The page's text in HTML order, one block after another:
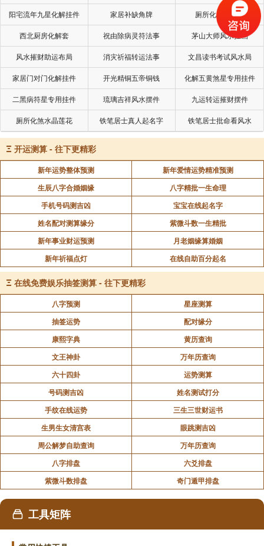
因为风水理论有“左青龙，右白虎”之说，左边青龙的位
置为吉位(站在屋内脸朝门来断方向)，适合放一些干净美丽的
东西。所以应该将鞋柜置于大门的右边，即白虎位。鞋带“脏
气”，就会抵挡凶位的煞气，给我们带来好运。
鞋柜摆放风水禁忌五、鞋柜忌颜色过艳
鞋柜宜藏不宜露，巧妙的带门鞋柜，显得典雅自然，颜
色不宜太过绕眼，不宜让人一眼就看见看出他是鞋柜。比如可
以在鞋柜上放花草之类，艺术品，这样不仅美观还能够起到很
好的催运作用。
鞋柜摆放风水禁忌六、鞋柜摆放忌不着地
在摆放鞋柜的时候应该注意，鞋柜应该要着地，因为鞋
是人的根基，鞋子本来就是脚踏实地的。如果鞋柜悬于空中就
会有一种不踏实的感觉，容易导致主人走路的时候扭伤、跌倒
鞋柜摆放风水禁忌七、忌正对大门
鞋柜的位置不宜摆放在正对入门处，应该尽可能的把鞋
柜布置在入门的某一侧，左边更为吉利。
因为风水理论有“左青龙，右白虎”之说，左边青龙的位
置为吉位(站在屋内脸朝门来断方向)，适合放一些干净美丽的
东西。所以应该将鞋柜置于大门的右边，即白虎位。
鞋带“脏气”，就会抵挡凶位的煞气，给我们带来好运。
玄关注意哪些风水禁忌问题
声明：部分内容来于网络，如有侵权，请联系我们删除！以上内容，并
阳宅流年九星化解挂件 家居补缺角牌 厕所化秽气煞套
西北厨房化解套 祝由除病灵符法事 茅山大师风水挂画
风水摧财助运布局 消灾祈福转运法事 文昌读书考试风水局
家居门对门化解挂件 开光精铜五帝铜钱 化解五黄煞星专用挂件
二黑病符星专用挂件 琉璃吉祥风水摆件 九运转运摧财摆件
厕所化煞水晶莲花 铁笔居士真人起名字 铁笔居士批命看风水
Ξ 开运测算 - 往下更精彩
新年运势整体预测
新年爱情运势精准预测
生辰八字合婚姻缘
八字精批一生命理
手机号码测吉凶
宝宝在线起名字
姓名配对测算缘分
紫微斗数一生精批
新年事业财运预测
月老姻缘算婚姻
新年祈福点灯
在线自助百分起名
Ξ 在线免费娱乐抽签测算 - 往下更精彩
八字预测
星座测算
抽签运势
配对缘分
康熙字典
黄历查询
文王神卦
万年历查询
六十四卦
运势测算
号码测吉凶
姓名测试打分
手纹在线运势
三生三世财运书
生男生女清宫表
眼跳测吉凶
周公解梦自助查询
万年历查询
八字排盘
六爻排盘
紫微斗数排盘
奇门遁甲排盘
工具矩阵